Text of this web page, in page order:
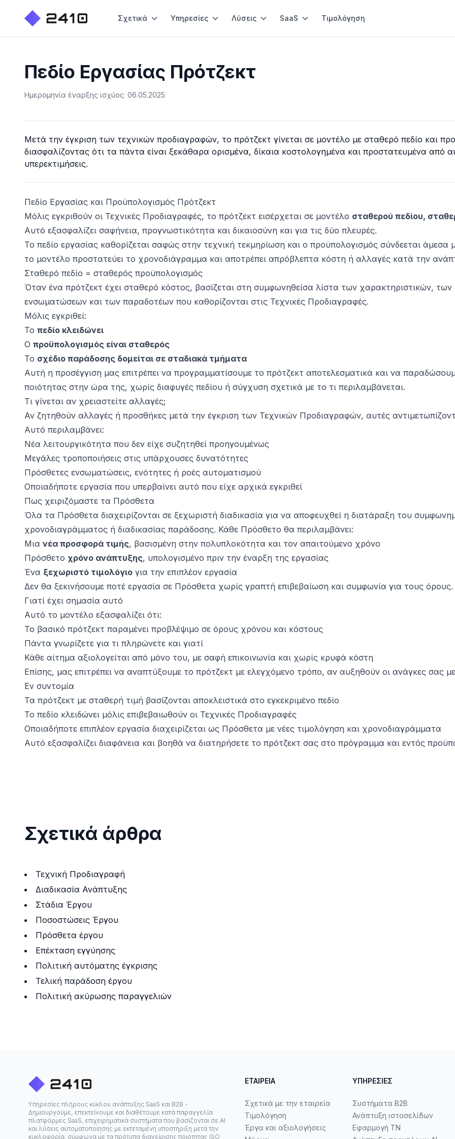
Σχετικά Υπηρεσίες Λύσεις SaaS Τιμολόγηση
Πεδίο Εργασίας Πρότζεκτ
Ημερομηνία έναρξης ισχύος: 06.05.2025
Μετά την έγκριση των τεχνικών προδιαγραφών, το πρότζεκτ γίνεται σε μοντέλο με σταθερό πεδίο και
διασφαλίζοντας ότι τα πάντα είναι ξεκάθαρα ορισμένα, δίκαια κοστολογημένα και προστατευμένα από
υπερεκτιμήσεις.
Πεδίο Εργασίας και Προϋπολογισμός Πρότζεκτ
Μόλις εγκριθούν οι Τεχνικές Προδιαγραφές, το πρότζεκτ εισέρχεται σε μοντέλο σταθερού πεδίου,
Αυτό εξασφαλίζει σαφήνεια, προγνωστικότητα και δικαιοσύνη και για τις δύο πλευρές.
Το πεδίο εργασίας καθορίζεται σαφώς στην τεχνική τεκμηρίωση και ο προϋπολογισμός σύνδεεται άμεσα
το μοντέλο προστατεύει το χρονοδιάγραμμα και αποτρέπει απρόβλεπτα κόστη ή αλλαγές κατά την
Σταθερό πεδίο = σταθερός προϋπολογισμός
Όταν ένα πρότζεκτ έχει σταθερό κόστος, βασίζεται στη συμφωνηθείσα λίστα των χαρακτηριστικών,
ενσωματώσεων και των παραδοτέων που καθορίζονται στις Τεχνικές Προδιαγραφές.
Μόλις εγκριθεί:
Το πεδίο κλειδώνει
Ο προϋπολογισμός είναι σταθερός
Το σχέδιο παράδοσης δομείται σε σταδιακά τμήματα
Αυτή η προσέγγιση μας επιτρέπει να προγραμματίσουμε το πρότζεκτ αποτελεσματικά και να
ποιότητας στην ώρα της, χωρίς διαφυγές πεδίου ή σύγχυση σχετικά με το τι περιλαμβάνεται.
Τι γίνεται αν χρειαστείτε αλλαγές;
Αν ζητηθούν αλλαγές ή προσθήκες μετά την έγκριση των Τεχνικών Προδιαγραφών, αυτές
Αυτό περιλαμβάνει:
Νέα λειτουργικότητα που δεν είχε συζητηθεί προηγουμένως
Μεγάλες τροποποιήσεις στις υπάρχουσες δυνατότητες
Πρόσθετες ενσωματώσεις, ενότητες ή ροές αυτοματισμού
Οποιαδήποτε εργασία που υπερβαίνει αυτό που είχε αρχικά εγκριθεί
Πως χειριζόμαστε τα Πρόσθετα
Όλα τα Πρόσθετα διαχειρίζονται σε ξεχωριστή διαδικασία για να αποφευχθεί η διατάραξη του
χρονοδιαγράμματος ή διαδικασίας παράδοσης. Κάθε Πρόσθετο θα περιλαμβάνει:
Μια νέα προσφορά τιμής, βασισμένη στην πολυπλοκότητα και τον απαιτούμενο χρόνο
Πρόσθετο χρόνο ανάπτυξης, υπολογισμένο πριν την έναρξη της εργασίας
Ένα ξεχωριστό τιμολόγιο για την επιπλέον εργασία
Δεν θα ξεκινήσουμε ποτέ εργασία σε Πρόσθετα χωρίς γραπτή επιβεβαίωση και συμφωνία για τους όρους.
Γιατί έχει σημασία αυτό
Αυτό το μοντέλο εξασφαλίζει ότι:
Το βασικό πρότζεκτ παραμένει προβλέψιμο σε όρους χρόνου και κόστους
Πάντα γνωρίζετε για τι πληρώνετε και γιατί
Κάθε αίτημα αξιολογείται από μόνο του, με σαφή επικοινωνία και χωρίς κρυφά κόστη
Επίσης, μας επιτρέπει να αναπτύξουμε το πρότζεκτ με ελεγχόμενο τρόπο, αν αυξηθούν οι ανάγκες σας
Εν συντομία
Τα πρότζεκτ με σταθερή τιμή βασίζονται αποκλειστικά στο εγκεκριμένο πεδίο
Το πεδίο κλειδώνει μόλις επιβεβαιωθούν οι Τεχνικές Προδιαγραφές
Οποιαδήποτε επιπλέον εργασία διαχειρίζεται ως Πρόσθετα με νέες τιμολόγηση και χρονοδιαγράμματα
Αυτό εξασφαλίζει διαφάνεια και βοηθά να διατηρήσετε το πρότζεκτ σας στο πρόγραμμα και εντός
Σχετικά άρθρα
Τεχνική Προδιαγραφή
Διαδικασία Ανάπτυξης
Στάδια Έργου
Ποσοστώσεις Έργου
Πρόσθετα έργου
Επέκταση εγγύησης
Πολιτική αυτόματης έγκρισης
Τελική παράδοση έργου
Πολιτική ακύρωσης παραγγελιών
Υπηρεσίες πλήρους κύκλου ανάπτυξης SaaS και B2B -
Δημιουργούμε, επεκτείνουμε και διαθέτουμε κατά παραγγελία
πλατφόρμες SaaS, επιχειρηματικά συστήματα που βασίζονται σε ΑΙ
και λύσεις αυτοματοποίησης με εκτεταμένη υποστήριξη μετά την
κυκλοφορία, σύμφωνα με τα πρότυπα διαχείρισης ποιότητας ISO
ΕΤΑΙΡΕΊΑ
Σχετικά με την εταιρεία
Τιμολόγηση
Έργα και αξιολογήσεις
ΥΠΗΡΕΣΊΕΣ
Συστήματα B2B
Ανάπτυξη ιστοσελίδων
Εφαρμογή ΤΝ